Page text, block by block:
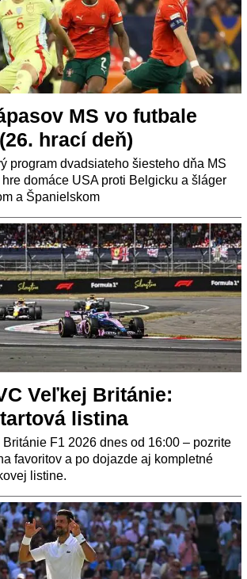
MS vo futbale
hrací deň)
program dvadsiateho šiesteho dňa MS
domáce USA proti Belgicku a šláger
a Španielskom
Veľkej Británie:
listina
F1 2026 dnes od 16:00 – pozrite
favoritov a po dojazde aj kompletné
listine.